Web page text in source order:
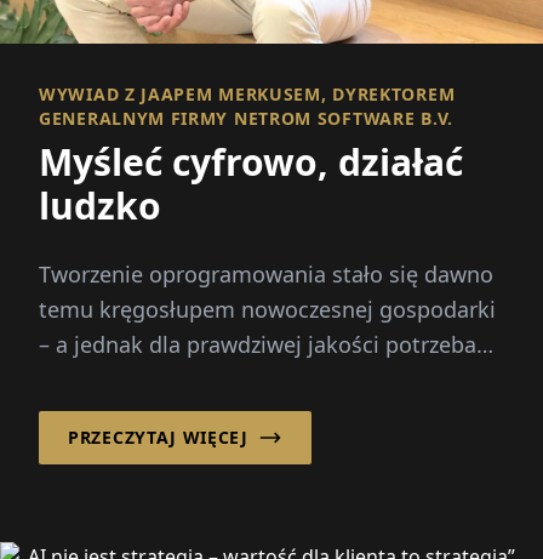
WYWIAD Z JAAPEM MERKUSEM, DYREKTOREM
GENERALNYM FIRMY NETROM SOFTWARE B.V.
Myśleć cyfrowo, działać
ludzko
Tworzenie oprogramowania stało się dawno
temu kręgosłupem nowoczesnej gospodarki
– a jednak dla prawdziwej jakości potrzeba
ludzie...
PRZECZYTAJ WIĘCEJ